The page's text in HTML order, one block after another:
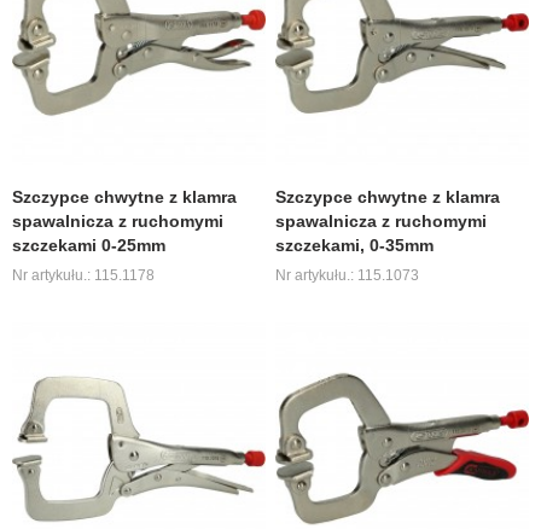
Szczypce chwytne z klamra
spawalnicza z ruchomymi
szczekami 0-25mm
Nr artykułu.: 115.1178
Szczypce chwytne z klamra
spawalnicza z ruchomymi
szczekami, 0-35mm
Nr artykułu.: 115.1073